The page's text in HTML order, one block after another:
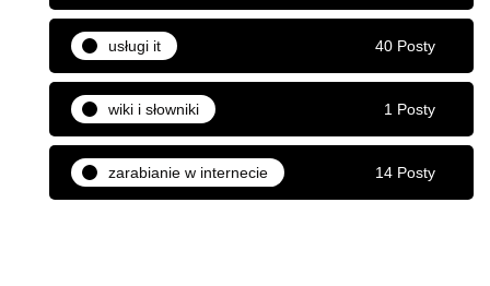
usługi it 40 Posty
wiki i słowniki 1 Posty
zarabianie w internecie 14 Posty